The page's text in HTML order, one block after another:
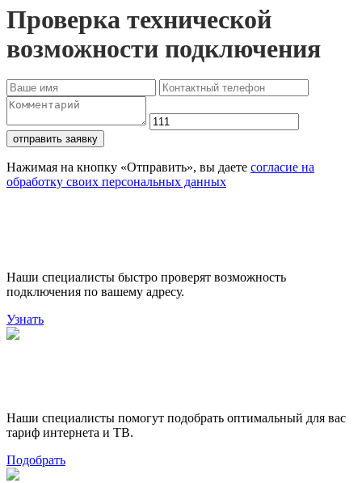
Проверка технической
возможности подключения
отправить заявку
Нажимая на кнопку «Отправить», вы даете согласие на
обработку своих персональных данных
Наши специалисты быстро проверят возможность
подключения по вашему адресу.
Узнать
Наши специалисты помогут подобрать оптимальный для вас
тариф интернета и ТВ.
Подобрать